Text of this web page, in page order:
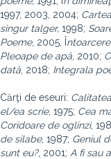
1997, 2003, 2004;
singur talger, 1998;
Poeme, 2005, Î
Pleoape de apă , 2010;
dată , 2018; Integrala
Cărţi de eseuri:
el/ea scrie, 1975; Cea
Coridoare de oglinzi,
de silabe, 1987; Geniul
sunt eu?, 2001; A fi sau